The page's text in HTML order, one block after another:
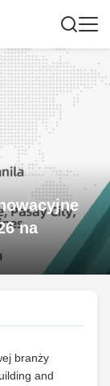
na
branży
and